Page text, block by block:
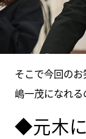
そこで今回の
嶋一茂になれる
◆元木に